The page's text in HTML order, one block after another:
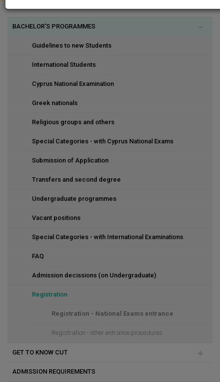
BACHELOR'S PROGRAMMES
Guidelines to new Students
International Students
Cyprus National Examination
Greek nationals
Religious groups and others
Special Categories - with Cyprus National Exams
Submission of Application
Transfers and second degree
Undergraduate programmes
Vacant positions
Special Categories - with International Examinations
FAQ
Admission decissions (on Undergraduate)
Registration
Registration - National Exams entrance
Registration - other entrance procedures
GET TO KNOW CUT
Καλοκαιρινές Ακαδημίες
ADMISSION REQUIREMENTS